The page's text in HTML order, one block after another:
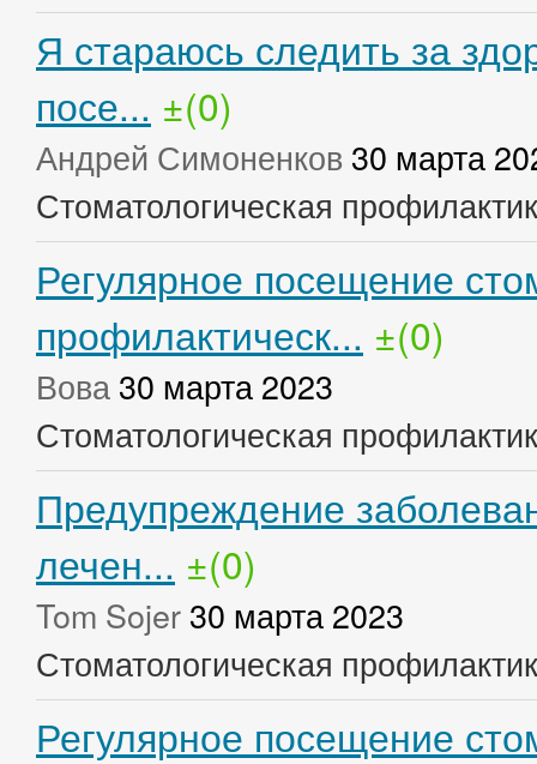
Я стараюсь следить за
посе... ±(0)
Андрей Симоненков 30 марта
Стоматологическая
Регулярное посещение
профилактическ... ±(0)
Вова 30 марта 2023
Стоматологическая
Предупреждение
лечен... ±(0)
Tom Sojer 30 марта 2023
Стоматологическая
Регулярное посещение